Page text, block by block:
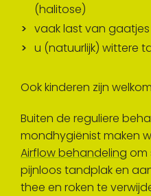
(halitose)
vaak last van
u (natuurlijk) wittere
Ook kinderen zijn welkom
Buiten de reguliere
mondhygiënist maken
Airflow behandeling om
pijnloos tandplak en
thee en roken te